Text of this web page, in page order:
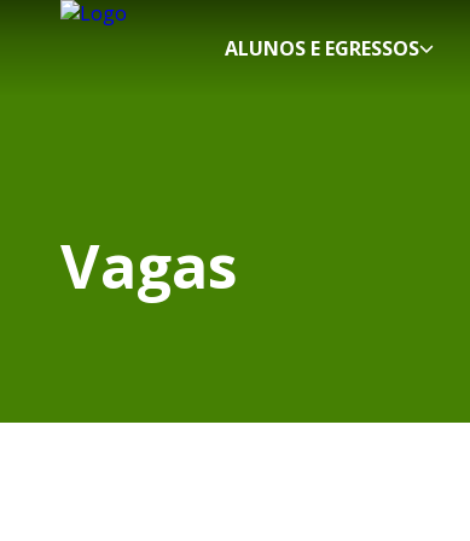
ALUNOS E EGRESSOS
Vagas